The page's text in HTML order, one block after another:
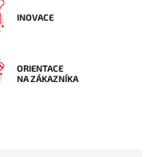
INOVACE
ORIENTACE
NA ZÁKAZNÍKA